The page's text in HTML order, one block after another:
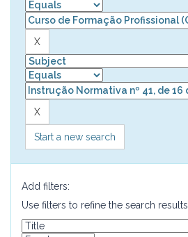
Start a new search
Add filters:
Use filters to refine the search results.